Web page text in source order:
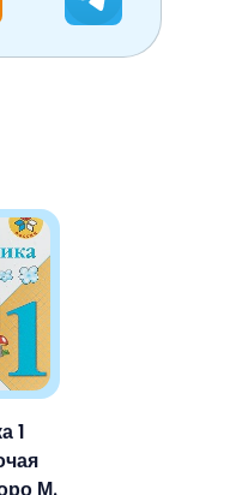
1
М.